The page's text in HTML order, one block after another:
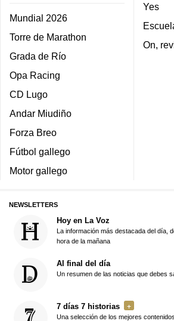
Mundial 2026
Torre de Marathon
Grada de Río
Opa Racing
CD Lugo
Andar Miudiño
Forza Breo
Fútbol gallego
Motor gallego
Yes
On,
NEWSLETTERS
Hoy en La Voz
La información más destacada del día,
hora de la mañana
Al final del día
Un resumen de las noticias que debes
7 días 7 historias
Una selección de los mejores